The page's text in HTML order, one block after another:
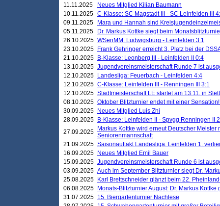
11.11.2025
Neues Mitglied Kilian Baumann
10.11.2025 C-Klasse: SC Magstadt III - SC Leinfelden III
09.11.2025
Mara und Hannah sind
05.11.2025
Dr. Markus Kottke siegt beim
26.10.2025 WSenMM: Ludwigsburg - Leinfelden 3:1
23.10.2025
Frank Gehringer erreicht 3. Platz bei der
21.10.2025
B-Klasse: Leonberg III - Leinfelden II 0:4
13.10.2025 Jugendvereinsmeisterschaft Runde 7 ist
12.10.2025
Landesliga: Feuerbach - Leinfelden 4:4
12.10.2025 C-Klasse: Leinfelden III - Renningen III 3:1
12.10.2025 Stadtmeisterschaft LE startet am 13.11. in
08.10.2025 Oktober Blitzturnier endet mit einer
30.09.2025
Neues Mitglied Luis Zhi
28.09.2025
B-Klasse: Leinfelden II - Spvgg Renningen II
27.09.2025
Markus Kottke wird erneut Deutscher Meister
Seniorenmannschaft
21.09.2025 Saisonauftakt Landesliga: Leinfelden 1.
16.09.2025
Neues Mitglied Emil Bauer
15.09.2025 Jugendvereinsmeisterschaft Runde 6 ist
03.09.2025 Auch im September Blitzturnier siegt Dr.
25.08.2025
Karl Brettschneider glänzt beim 22.
06.08.2025
Monats-Blitzturnier August: Dr. Markus Kottke
31.07.2025 15. Biergartenturnier Nachlese